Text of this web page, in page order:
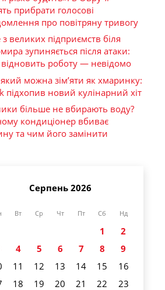
прибрати голосові
про повітряну тривогу
великих підприємств біля
зупиняється після атаки:
роботу — невідомо
можна зім’яти як хмаринку:
підхопив новий кулінарний хіт
більше не вбирають воду?
кондиціонер вбиває
та чим його замінити
Серпень 2026
Вт Ср Чт Пт Сб Нд
1
2
4 5 6 7 8
9
11 12 13 14 15
16
18 19 20 21 22
23